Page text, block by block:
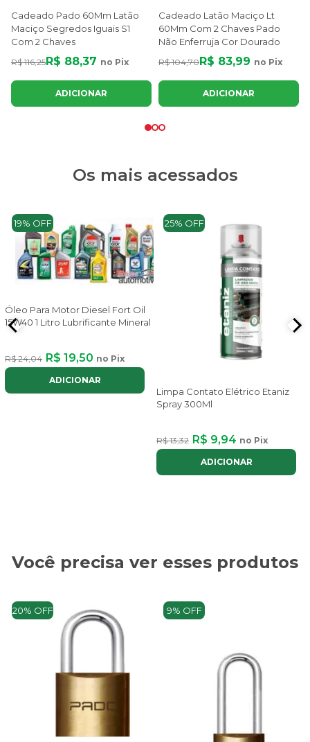
Cadeado Pado 60Mm Latão
Maciço Segredos Iguais S1
Com 2 Chaves
R$ 116,25 R$ 88,37 no Pix
ADICIONAR
Cadeado Latão Maciço Lt
60Mm Com 2 Chaves Pado
Não Enferruja Cor Dourado
R$ 104,70 R$ 83,99 no Pix
ADICIONAR
Os mais acessados
19% OFF
Óleo Para Motor Diesel Fort Oil
15W40 1 Litro Lubrificante Mineral
R$ 24,04 R$ 19,50 no Pix
ADICIONAR
25% OFF
Limpa Contato Elétrico Etaniz
Spray 300Ml
R$ 13,32 R$ 9,94 no Pix
ADICIONAR
Você precisa ver esses produtos
20% OFF 9% OFF